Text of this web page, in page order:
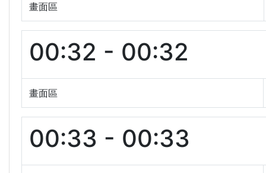
畫面區
00:32 - 00:32
畫面區
00:33 - 00:33